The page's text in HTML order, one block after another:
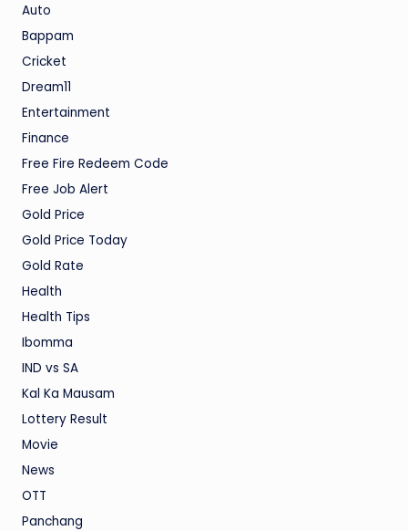
Auto
Bappam
Cricket
Dream11
Entertainment
Finance
Free Fire Redeem Code
Free Job Alert
Gold Price
Gold Price Today
Gold Rate
Health
Health Tips
Ibomma
IND vs SA
Kal Ka Mausam
Lottery Result
Movie
News
OTT
Panchang